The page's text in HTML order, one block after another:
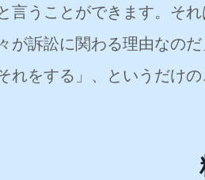
言うことができます。そ
が訴訟に関わる理由なの
をする」、というだけの